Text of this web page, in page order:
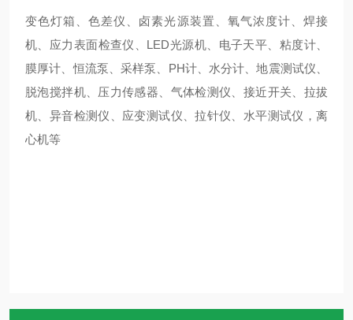
变色灯箱、色差仪、卤素光源装置、氧气浓度计、焊接
机、应力表面检查仪、LED光源机、电子天平、粘度计、
膜厚计、恒流泵、采样泵、PH计、水分计、地震测试仪、
脱泡搅拌机、压力传感器、气体检测仪、接近开关、拉拔
机、异音检测仪、应变测试仪、拉针仪、水平测试仪，离
心机等